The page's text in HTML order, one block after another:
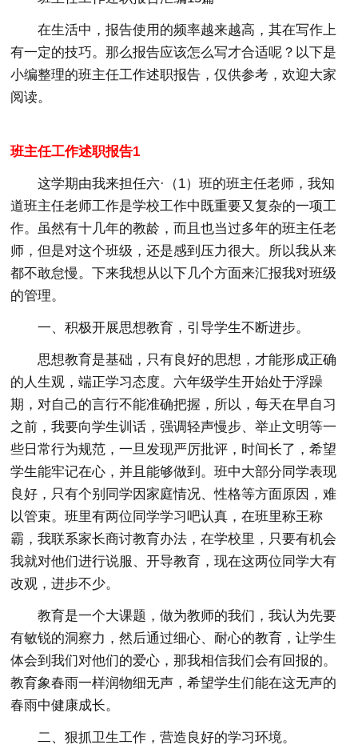
在生活中，报告使用的频率越来越高，其在写作上
有一定的技巧。那么报告应该怎么写才合适呢？以下是
小编整理的班主任工作述职报告，仅供参考，欢迎大家
阅读。
班主任工作述职报告1
这学期由我来担任六·（1）班的班主任老师，我知
道班主任老师工作是学校工作中既重要又复杂的一项工
作。虽然有十几年的教龄，而且也当过多年的班主任老
师，但是对这个班级，还是感到压力很大。所以我从来
都不敢怠慢。下来我想从以下几个方面来汇报我对班级
的管理。
一、积极开展思想教育，引导学生不断进步。
思想教育是基础，只有良好的思想，才能形成正确
的人生观，端正学习态度。六年级学生开始处于浮躁
期，对自己的言行不能准确把握，所以，每天在早自习
之前，我要向学生训话，强调轻声慢步、举止文明等一
些日常行为规范，一旦发现严厉批评，时间长了，希望
学生能牢记在心，并且能够做到。班中大部分同学表现
良好，只有个别同学因家庭情况、性格等方面原因，难
以管束。班里有两位同学学习吧认真，在班里称王称
霸，我联系家长商讨教育办法，在学校里，只要有机会
我就对他们进行说服、开导教育，现在这两位同学大有
改观，进步不少。
教育是一个大课题，做为教师的我们，我认为先要
有敏锐的洞察力，然后通过细心、耐心的教育，让学生
体会到我们对他们的爱心，那我相信我们会有回报的。
教育象春雨一样润物细无声，希望学生们能在这无声的
春雨中健康成长。
二、狠抓卫生工作，营造良好的学习环境。